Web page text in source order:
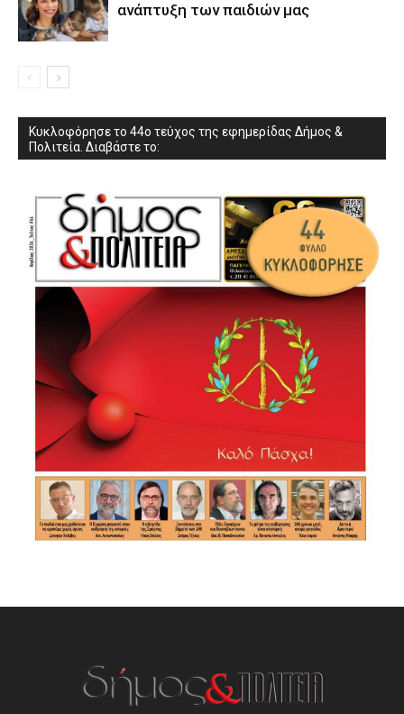
ανάπτυξη των παιδιών µας
Κυκλοφόρησε το 44ο τεύχος της εφημερίδας Δήμος &
Πολιτεία. Διαβάστε το: